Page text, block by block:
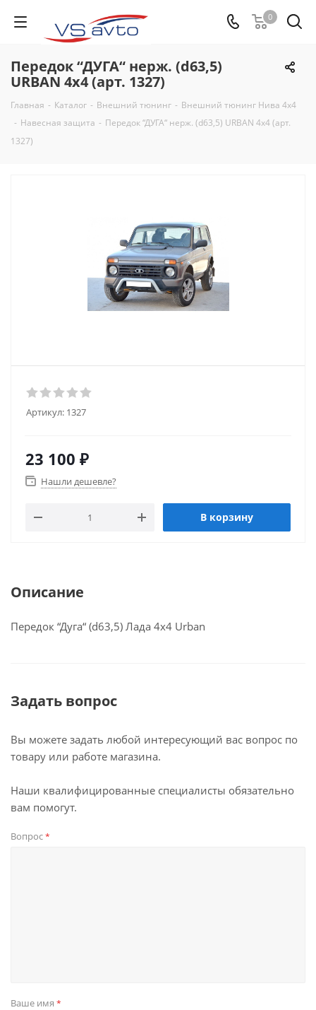
0
Передок “ДУГА“ нерж. (d63,5)
URBAN 4x4 (арт. 1327)
Главная - Каталог - Внешний тюнинг - Внешний тюнинг Нива 4х4
- Навесная защита - Передок “ДУГА“ нерж. (d63,5) URBAN 4x4 (арт.
1327)
Артикул: 1327
23 100 ₽
Нашли дешевле?
В корзину
Описание
Передок “Дуга“ (d63,5) Лада 4x4 Urban
Задать вопрос
Вы можете задать любой интересующий вас вопрос по
товару или работе магазина.
Наши квалифицированные специалисты обязательно
вам помогут.
Вопрос*
Ваше имя *